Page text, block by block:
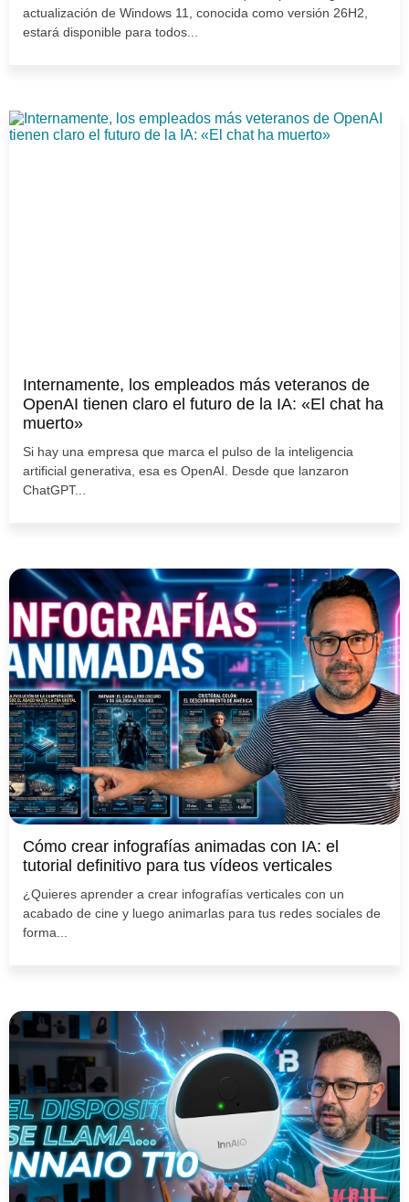
actualización de Windows 11, conocida como versión 26H2,
estará disponible para todos...
Internamente, los empleados más veteranos de
OpenAI tienen claro el futuro de la IA: «El chat ha
muerto»
Si hay una empresa que marca el pulso de la inteligencia
artificial generativa, esa es OpenAI. Desde que lanzaron
ChatGPT...
Cómo crear infografías animadas con IA: el
tutorial definitivo para tus vídeos verticales
¿Quieres aprender a crear infografías verticales con un
acabado de cine y luego animarlas para tus redes sociales de
forma...